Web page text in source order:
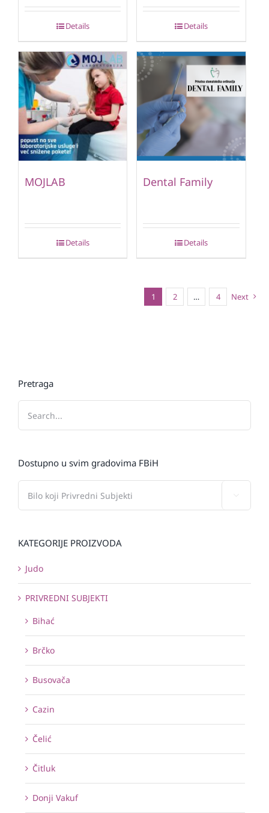
Details Details
MOJLAB
Details
Dental Family
Details
1 2 … 4 Next
Pretraga
Dostupno u svim gradovima FBiH
KATEGORIJE PROIZVODA
Judo
PRIVREDNI SUBJEKTI
Bihać
Brčko
Busovača
Cazin
Čelić
Čitluk
Donji Vakuf